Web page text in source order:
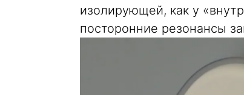
изолирующей, как у
посторонние резонансы